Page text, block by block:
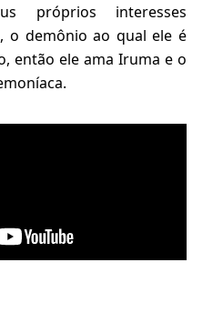
próprios interesses
o demônio ao qual ele é
então ele ama Iruma e o